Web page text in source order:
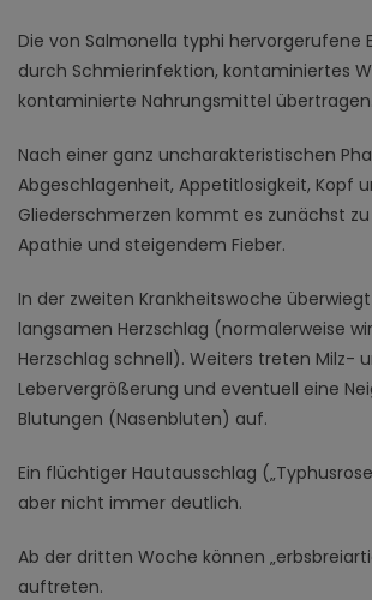
Die von Salmonella typhi hervorgerufene
durch Schmierinfektion, kontaminiertes
kontaminierte Nahrungsmittel übertragen.
Nach einer ganz uncharakteristischen
Abgeschlagenheit, Appetitlosigkeit, Kopf
Gliederschmerzen kommt es zunächst
Apathie und steigendem Fieber.
In der zweiten Krankheitswoche
langsamen Herzschlag (normalerweise
Herzschlag schnell). Weiters treten Milz-
Lebervergrößerung und eventuell eine
Blutungen (Nasenbluten) auf.
Ein flüchtiger Hautausschlag
aber nicht immer deutlich.
Ab der dritten Woche können
auftreten.